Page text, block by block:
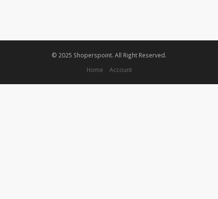
© 2025 Shoperspoint. All Right Reserved.
Home
Account